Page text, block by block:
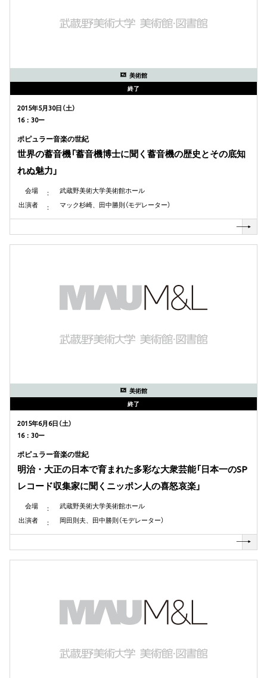
美術館
終了
2015年5月30日（土）
16：30ー
ポピュラー音楽の世紀
世界の蓄音機「蓄音機博士に聞く蓄音機の歴史とその底知
れぬ魅力」
会場
武蔵野美術大学美術館ホール
出演者
マック杉崎、田中勝則（モデレーター）
美術館
終了
2015年6月6日（土）
16：30ー
ポピュラー音楽の世紀
明治・大正の日本で育まれた多彩な大衆芸能「日本一のSP
レコード収集家に聞くニッポン人の喜怒哀楽」
会場
武蔵野美術大学美術館ホール
出演者
岡田則夫、田中勝則（モデレーター）